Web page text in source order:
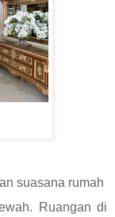
suasana rumah
Ruangan di